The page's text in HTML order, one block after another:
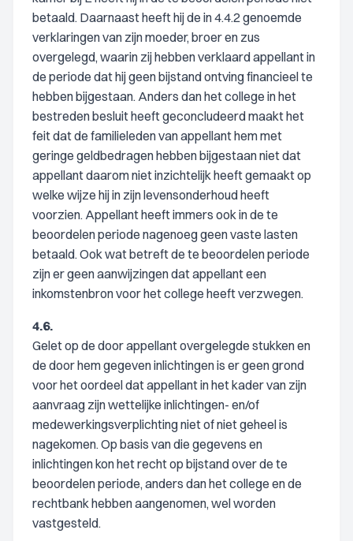
betaald. Daarnaast heeft hij de in 4.4.2 genoemde
verklaringen van zijn moeder, broer en zus
overgelegd, waarin zij hebben verklaard appellant in
de periode dat hij geen bijstand ontving financieel te
hebben bijgestaan. Anders dan het college in het
bestreden besluit heeft geconcludeerd maakt het
feit dat de familieleden van appellant hem met
geringe geldbedragen hebben bijgestaan niet dat
appellant daarom niet inzichtelijk heeft gemaakt op
welke wijze hij in zijn levensonderhoud heeft
voorzien. Appellant heeft immers ook in de te
beoordelen periode nagenoeg geen vaste lasten
betaald. Ook wat betreft de te beoordelen periode
zijn er geen aanwijzingen dat appellant een
inkomstenbron voor het college heeft verzwegen.
4.6.
Gelet op de door appellant overgelegde stukken en
de door hem gegeven inlichtingen is er geen grond
voor het oordeel dat appellant in het kader van zijn
aanvraag zijn wettelijke inlichtingen- en/of
medewerkingsverplichting niet of niet geheel is
nagekomen. Op basis van die gegevens en
inlichtingen kon het recht op bijstand over de te
beoordelen periode, anders dan het college en de
rechtbank hebben aangenomen, wel worden
vastgesteld.